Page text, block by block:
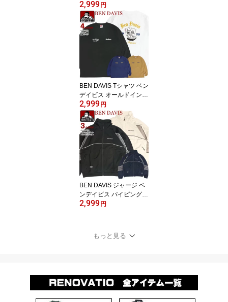
ト 刺繍 長袖Tシャツ メン
ズ ロンT ピーチ起毛 ベン
デイヴィス ボタニカルデ
ザイン クルーネック 長
袖 リブ袖 トップス ユニ
セックス ストリート ア
メカジ BEN-2171
2,999 円
BEN DAVIS Tシャツ ベン
デイビス オールドイング
リッシュ ロゴ トランプ
柄 刺繍 長袖Tシャツ メン
ズ ロンT ピーチ起毛 クル
ーネック 長袖 リブ袖 ト
ップス ユニセックス ス
トリート カジュアル ア
メカジ BEN-2172
2,999 円
BEN DAVIS ジャージ ベ
ンデイビス パイピング
配色 トラックジャケット
プ ジャケット ドローコ
ード ユニセックス スト
2,999 円
もっと見る